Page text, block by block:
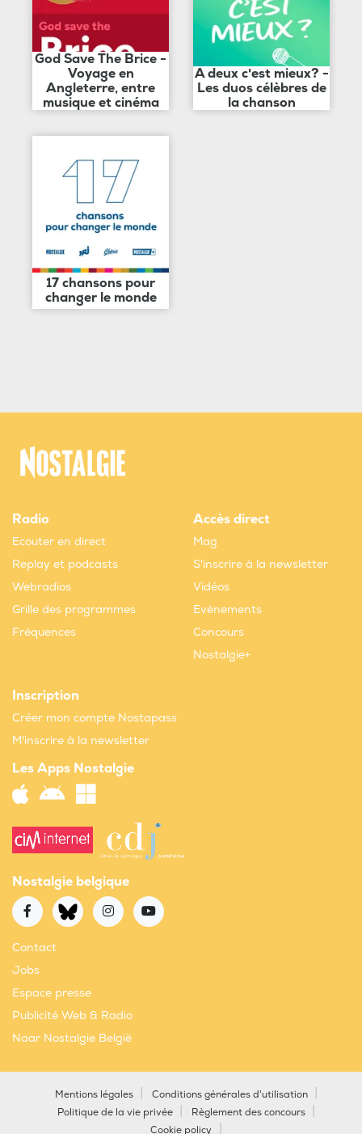
God Save The Brice -
Voyage en
Angleterre, entre
musique et cinéma
A deux c'est mieux? -
Les duos célèbres de
la chanson
17 chansons pour
changer le monde
Radio
Ecouter en direct
Replay et podcasts
Webradios
Grille des programmes
Fréquences
Accès direct
Mag
S'inscrire à la newsletter
Vidéos
Evènements
Concours
Nostalgie+
Inscription
Créer mon compte Nostapass
M'inscrire à la newsletter
Les Apps Nostalgie
Nostalgie belgique
Contact
Jobs
Espace presse
Publicité Web & Radio
Naar Nostalgie België
Mentions légales
Conditions générales d'utilisation
Politique de la vie privée
Règlement des concours
Cookie policy